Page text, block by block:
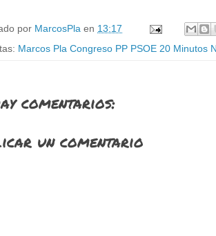
por MarcosPla en 13:17
Marcos Pla Congreso PP PSOE 20 Minutos
comentarios:
un comentario